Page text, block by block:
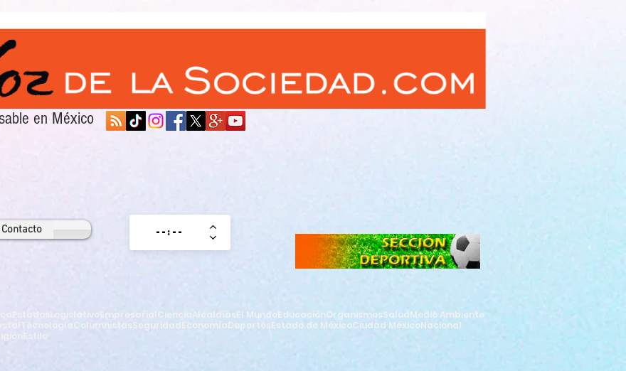
en México
Contacto
Estados Legislativo Empresarial CienciaAlcaldíasEl MundoEducaciónOrganismosSaludMedio Ambiente
Tecnología ColumnistasSeguridadEconomíaDeportesEstado de MéxicoCiudad MéxicoNacional
Estilo